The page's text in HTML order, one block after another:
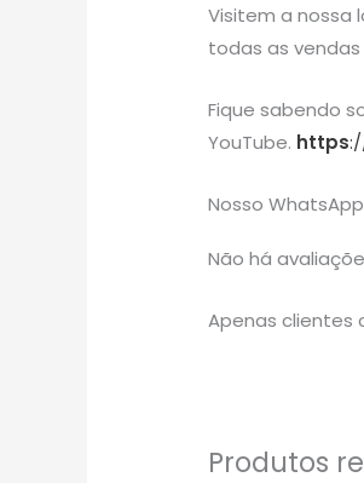
Visitem a nossa
todas as
Fique sabendo
YouTube. https
Nosso
Não há
Apenas clientes
Produtos